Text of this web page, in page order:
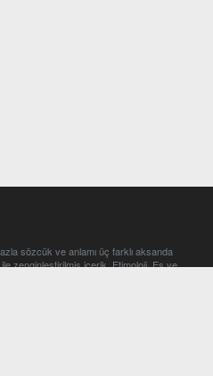
sözcük ve anlamı üç farklı aksanda
zenginleştirilmiş içerik. Etimoloji, Eş ve